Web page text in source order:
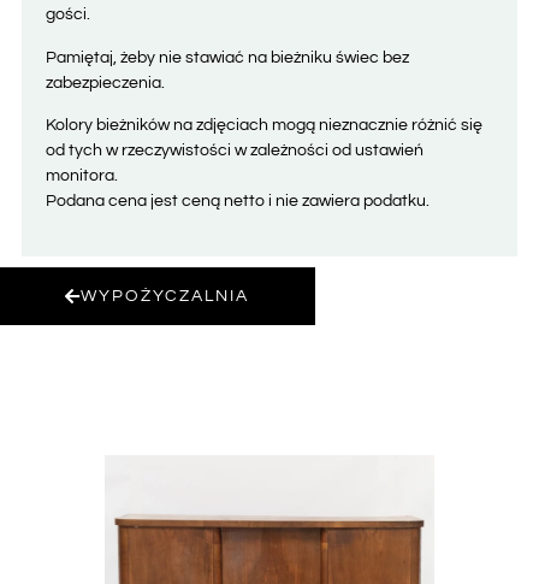
gości.
Pamiętaj, żeby nie stawiać na bieżniku świec bez
zabezpieczenia.
Kolory bieżników na zdjęciach mogą nieznacznie różnić się
od tych w rzeczywistości w zależności od ustawień
monitora.
Podana cena jest ceną netto i nie zawiera podatku.
WYPOŻYCZALNIA